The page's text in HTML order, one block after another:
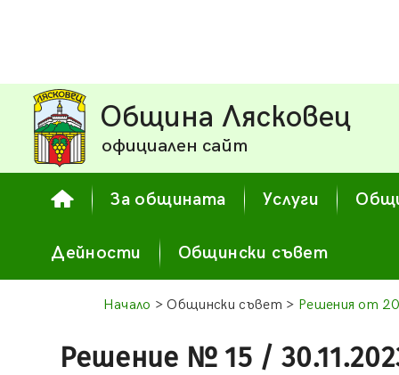
Община Лясковец
официален сайт
За общината Услуги
Дейности Общински съвет
Начало > Общински съвет > Решения от
Решение № 15 /